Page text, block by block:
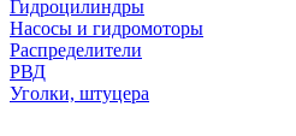
Гидроцилиндры
Насосы и гидромоторы
Распределители
РВД
Уголки, штуцера